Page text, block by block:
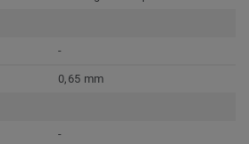
-
0,65 mm
-